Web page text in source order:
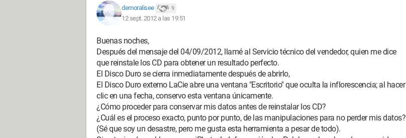
demoralisee 9
12 sept. 2012 a las 19:51
Buenas noches,
Después del mensaje del 04/09/2012, llamé al Servicio técnico del vendedor, quien me dice
que reinstale los CD para obtener un resultado perfecto.
El Disco Duro se cierra inmediatamente después de abrirlo,
El Disco Duro externo LaCie abre una ventana "Escritorio" que oculta la inflorescencia; al hacer
clic en una fecha, conservo esta ventana únicamente.
¿Cómo proceder para conservar mis datos antes de reinstalar los CD?
¿Cuál es el proceso exacto, punto por punto, de las manipulaciones para no perder mis datos?
(Sé que soy un desastre, pero me gusta esta herramienta a pesar de todo).